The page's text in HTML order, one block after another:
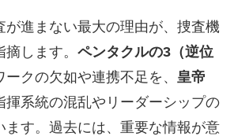
が進まない最大の理由が、捜査機
します。 ペンタクルの3（逆位
クの欠如や連携不足を、 皇帝
揮系統の混乱やリーダーシップの
ます。過去には、重要な情報が意